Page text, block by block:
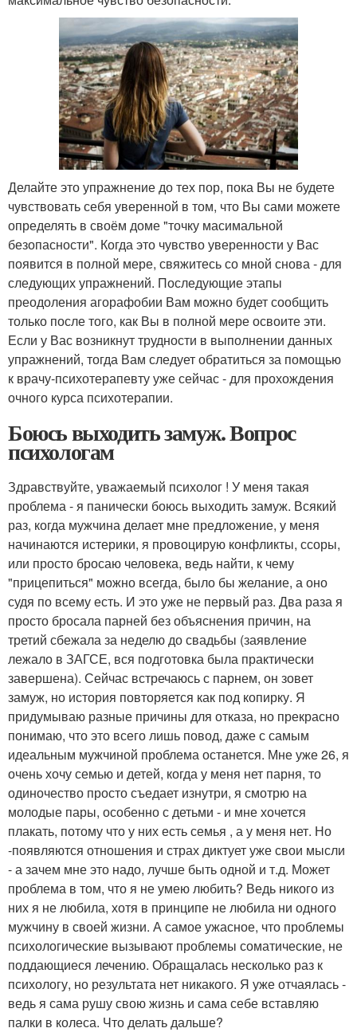
Делайте это упражнение до тех пор, пока Вы не будете
чувствовать себя уверенной в том, что Вы сами можете
определять в своём доме "точку масимальной
безопасности". Когда это чувство уверенности у Вас
появится в полной мере, свяжитесь со мной снова - для
следующих упражнений. Последующие этапы
преодоления агорафобии Вам можно будет сообщить
только после того, как Вы в полной мере освоите эти.
Если у Вас возникнут трудности в выполнении данных
упражнений, тогда Вам следует обратиться за помощью
к врачу-психотерапевту уже сейчас - для прохождения
очного курса психотерапии.
Боюсь выходить замуж. Вопрос
психологам
Здравствуйте, уважаемый психолог ! У меня такая
проблема - я панически боюсь выходить замуж. Всякий
раз, когда мужчина делает мне предложение, у меня
начинаются истерики, я провоцирую конфликты, ссоры,
или просто бросаю человека, ведь найти, к чему
"прицепиться" можно всегда, было бы желание, а оно
судя по всему есть. И это уже не первый раз. Два раза я
просто бросала парней без объяснения причин, на
третий сбежала за неделю до свадьбы (заявление
лежало в ЗАГСЕ, вся подготовка была практически
завершена). Сейчас встречаюсь с парнем, он зовет
замуж, но история повторяется как под копирку. Я
придумываю разные причины для отказа, но прекрасно
понимаю, что это всего лишь повод, даже с самым
идеальным мужчиной проблема останется. Мне уже 26, я
очень хочу семью и детей, когда у меня нет парня, то
одиночество просто съедает изнутри, я смотрю на
молодые пары, особенно с детьми - и мне хочется
плакать, потому что у них есть семья , а у меня нет. Но
-появляются отношения и страх диктует уже свои мысли
- а зачем мне это надо, лучше быть одной и т.д. Может
проблема в том, что я не умею любить? Ведь никого из
них я не любила, хотя в принципе не любила ни одного
мужчину в своей жизни. А самое ужасное, что проблемы
психологические вызывают проблемы соматические, не
поддающиеся лечению. Обращалась несколько раз к
психологу, но результата нет никакого. Я уже отчаялась -
ведь я сама рушу свою жизнь и сама себе вставляю
палки в колеса. Что делать дальше?